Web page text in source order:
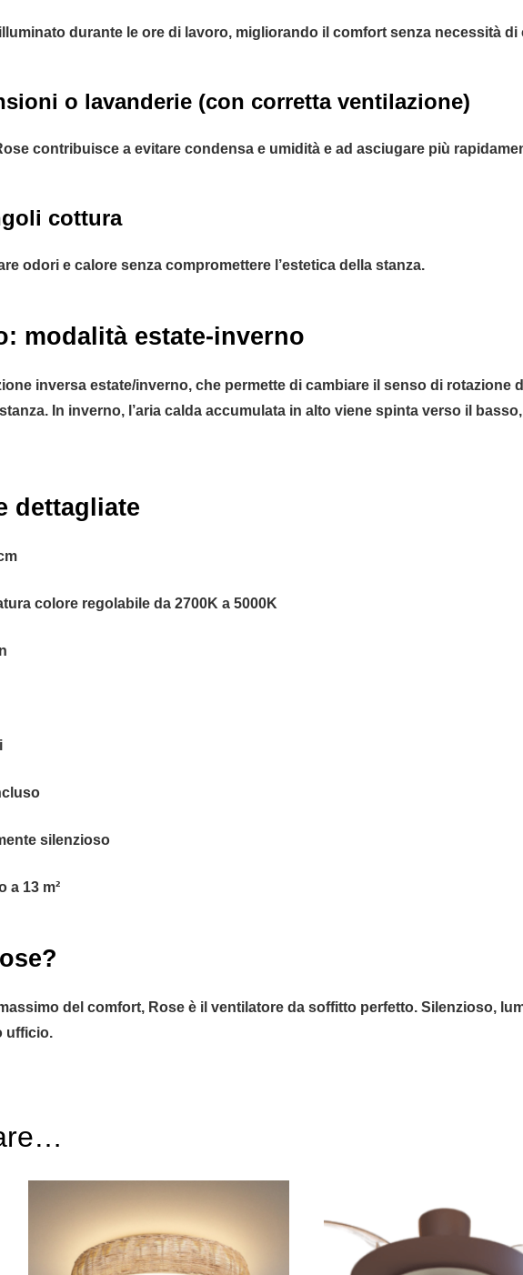
durante le ore di lavoro, migliorando il comfort senza necessità
o lavanderie (con corretta ventilazione)
contribuisce a evitare condensa e umidità e ad asciugare più
cottura
odori e calore senza compromettere l’estetica della stanza.
modalità estate-inverno
inversa estate/inverno, che permette di cambiare il senso di rotazione
In inverno, l’aria calda accumulata in alto viene spinta verso il
dettagliate
colore regolabile da 2700K a 5000K
silenzioso
a 13 m²
del comfort, Rose è il ventilatore da soffitto perfetto. Silenzioso,
ufficio.